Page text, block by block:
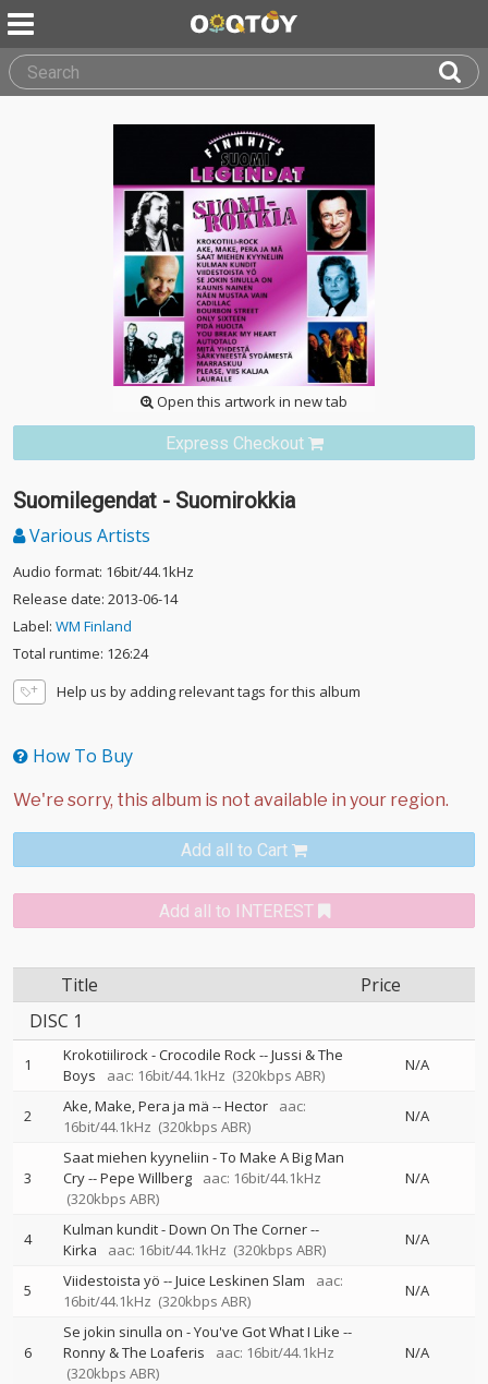
Open this artwork in new tab
Express Checkout
Suomilegendat - Suomirokkia
Various Artists
Audio format: 16bit/44.1kHz
Release date: 2013-06-14
Label: WM Finland
Total runtime: 126:24
Help us by adding relevant tags for this album
How To Buy
Add all to Cart
Add all to INTEREST
Title
Price
DISC 1
1 Krokotiilirock - Crocodile Rock--Jussi & The
Boys
aac: 16bit/44.1kHz (320kbps ABR)
N/A
2 Ake, Make, Pera ja mä --Hector
aac:
16bit/44.1kHz (320kbps ABR)
N/A
3
Saat miehen kyyneliin - To Make A Big Man
Cry--Pepe Willberg
aac: 16bit/44.1kHz
(320kbps ABR)
N/A
4 Kulman kundit - Down On The Corner--
Kirka
aac: 16bit/44.1kHz (320kbps ABR)
N/A
5 Viidestoista yö --Juice Leskinen Slam
aac:
16bit/44.1kHz (320kbps ABR)
N/A
6
Se jokin sinulla on - You've Got What I Like --
Ronny & The Loaferis
aac: 16bit/44.1kHz
(320kbps ABR)
N/A